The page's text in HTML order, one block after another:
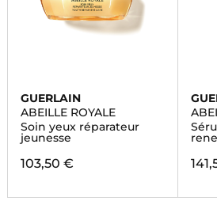
GUERLAIN
ABEILLE ROYALE
Soin yeux réparateur
jeunesse
103,50 €